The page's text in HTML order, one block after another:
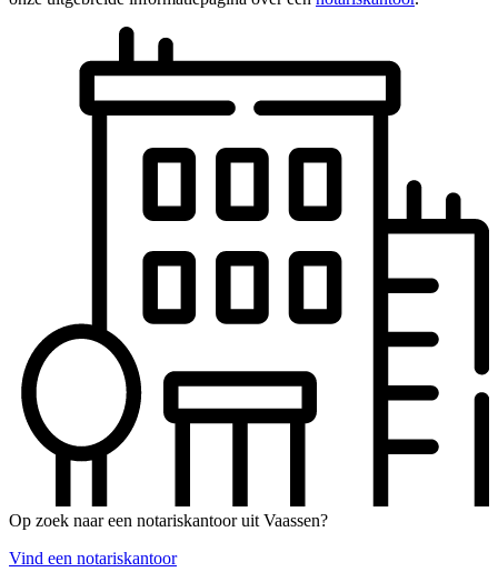
Op zoek naar een notariskantoor uit Vaassen?
Vind een notariskantoor